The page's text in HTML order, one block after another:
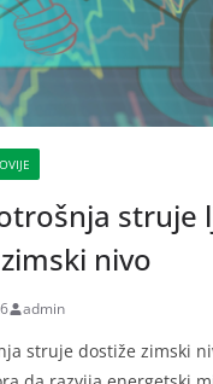
struje
nivo
admin
struje dostiže zimski